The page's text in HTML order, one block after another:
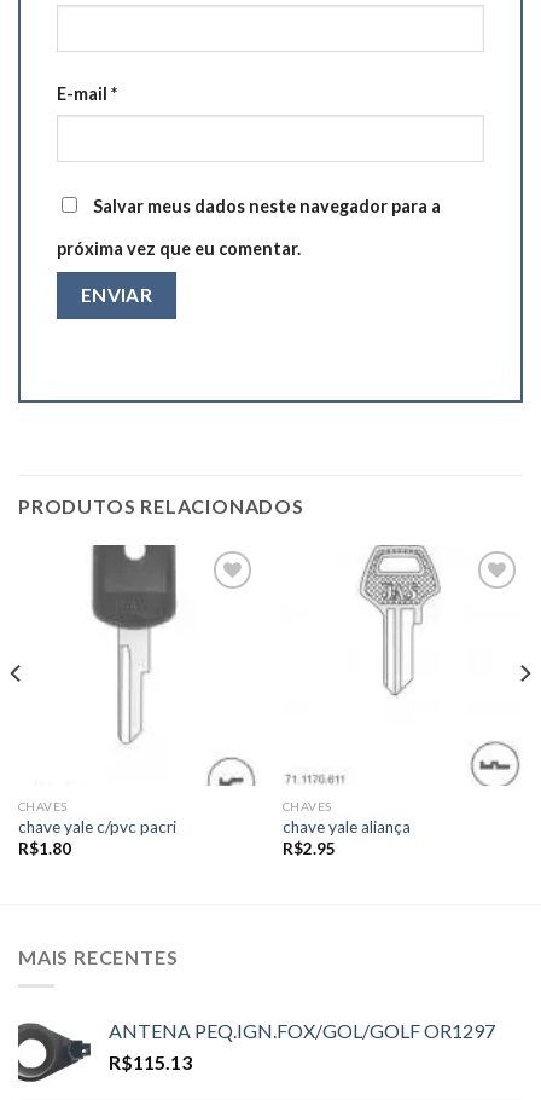
E-mail *
Salvar meus dados neste navegador para a
próxima vez que eu comentar.
PRODUTOS RELACIONADOS
CHAVES
chave yale c/pvc pacri
R$1.80
CHAVES
chave yale aliança
R$2.95
MAIS RECENTES
ANTENA PEQ.IGN.FOX/GOL/GOLF OR1297
R$115.13